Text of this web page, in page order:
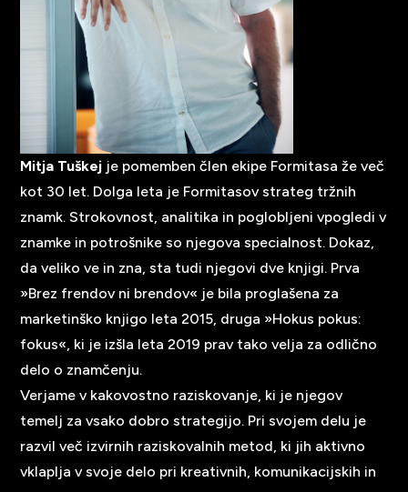
Mitja Tuškej je pomemben člen ekipe Formitasa že več
kot 30 let. Dolga leta je Formitasov strateg tržnih
znamk. Strokovnost, analitika in poglobljeni vpogledi v
znamke in potrošnike so njegova specialnost. Dokaz,
da veliko ve in zna, sta tudi njegovi dve knjigi. Prva
»Brez frendov ni brendov« je bila proglašena za
marketinško knjigo leta 2015, druga »Hokus pokus:
fokus«, ki je izšla leta 2019 prav tako velja za odlično
delo o znamčenju.
Verjame v kakovostno raziskovanje, ki je njegov
temelj za vsako dobro strategijo. Pri svojem delu je
razvil več izvirnih raziskovalnih metod, ki jih aktivno
vklaplja v svoje delo pri kreativnih, komunikacijskih in